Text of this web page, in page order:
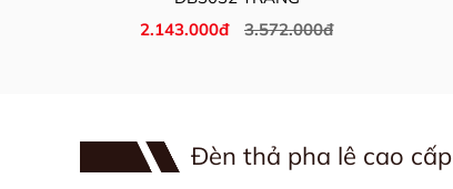
2.143.000đ
3.572.000đ
Đèn thả pha lê cao cấp